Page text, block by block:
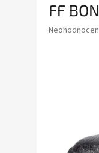
FF
Průměrné